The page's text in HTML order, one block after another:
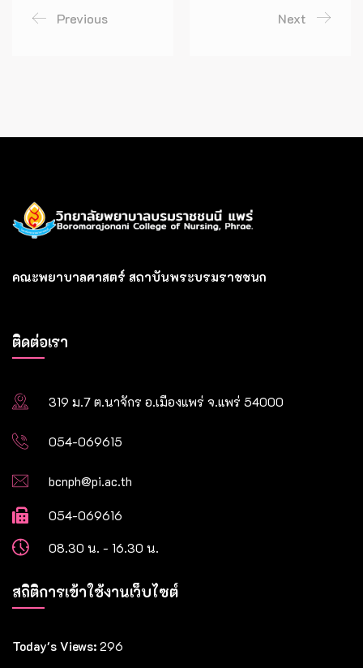
Previous Next
คณะพยาบาลศาสตร์ สถาบันพระบรมราชชนก
ติดต่อเรา
319 ม.7 ต.นาจักร อ.เมืองแพร่ จ.แพร่ 54000
054-069615
bcnph@pi.ac.th
054-069616
08.30 น. - 16.30 น.
สถิติการเข้าใช้งานเว็บไซต์
Today's Views: 296